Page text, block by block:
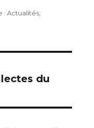
Catégories
Actualités,
du